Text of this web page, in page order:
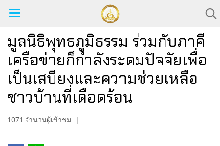
มูลนิธิพุทธภูมิธรรม ร่วมกับภาคี
เครือข่ายก็กำลังระดมปัจจัยเพื่อ
เป็นเสบียงและความช่วยเหลือ
ชาวบ้านที่เดือดร้อน
1071 จำนวนผู้เข้าชม |